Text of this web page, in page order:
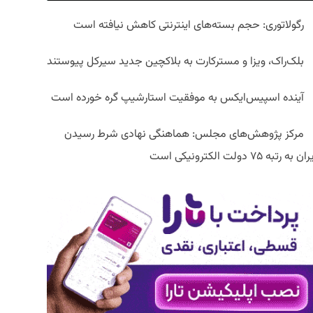
رگولاتوری: حجم بسته‌های اینترنتی کاهش نیافته است
بلک‌راک، ویزا و مسترکارت به بلاکچین جدید سیرکل پیوستند
آینده اسپیس‌ایکس به موفقیت استارشیپ گره خورده است
مرکز پژوهش‌های مجلس: هماهنگی نهادی شرط رسیدن
به رتبه ۷۵ دولت الکترونیکی است